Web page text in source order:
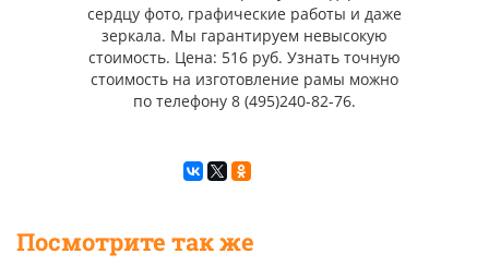
сердцу фото, графические работы и даже
зеркала. Мы гарантируем невысокую
стоимость. Цена: 516 руб. Узнать точную
стоимость на изготовление рамы можно
по телефону 8 (495)240-82-76.
Посмотрите так же